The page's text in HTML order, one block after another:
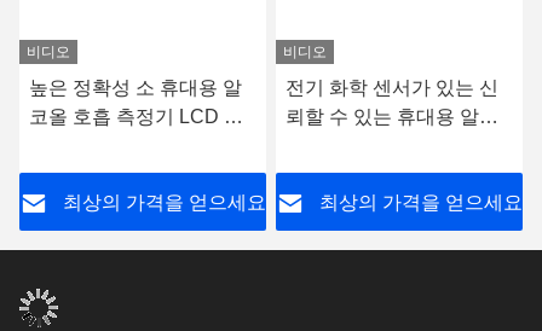
비디오
높은 정확성 소 휴대용 알
코올 호흡 측정기 LCD 디
기
최상의 가격을 얻으세요
비디오
전기 화학 센서가 있는 신
뢰할 수 있는 휴대용 알코
최상의 가격을 얻으세요